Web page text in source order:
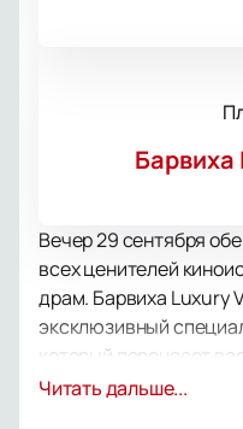
Вечер 29 сентября
всех ценителей
драм. Барвиха Luxury
эксклюзивный
который перенесет
дней этого года,
Читать дальше...